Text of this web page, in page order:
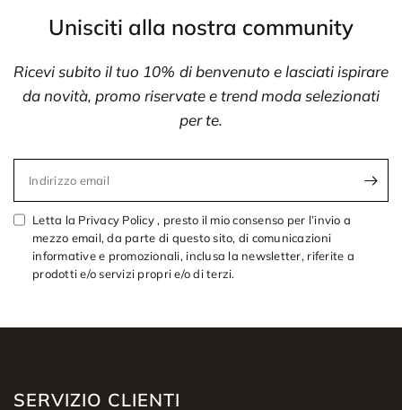
Unisciti alla nostra community
Ricevi subito il tuo 10% di benvenuto e lasciati ispirare
da novità, promo riservate e trend moda selezionati
per te.
Indirizzo email
Letta la Privacy Policy , presto il mio consenso per l’invio a
mezzo email, da parte di questo sito, di comunicazioni
informative e promozionali, inclusa la newsletter, riferite a
prodotti e/o servizi propri e/o di terzi.
SERVIZIO CLIENTI